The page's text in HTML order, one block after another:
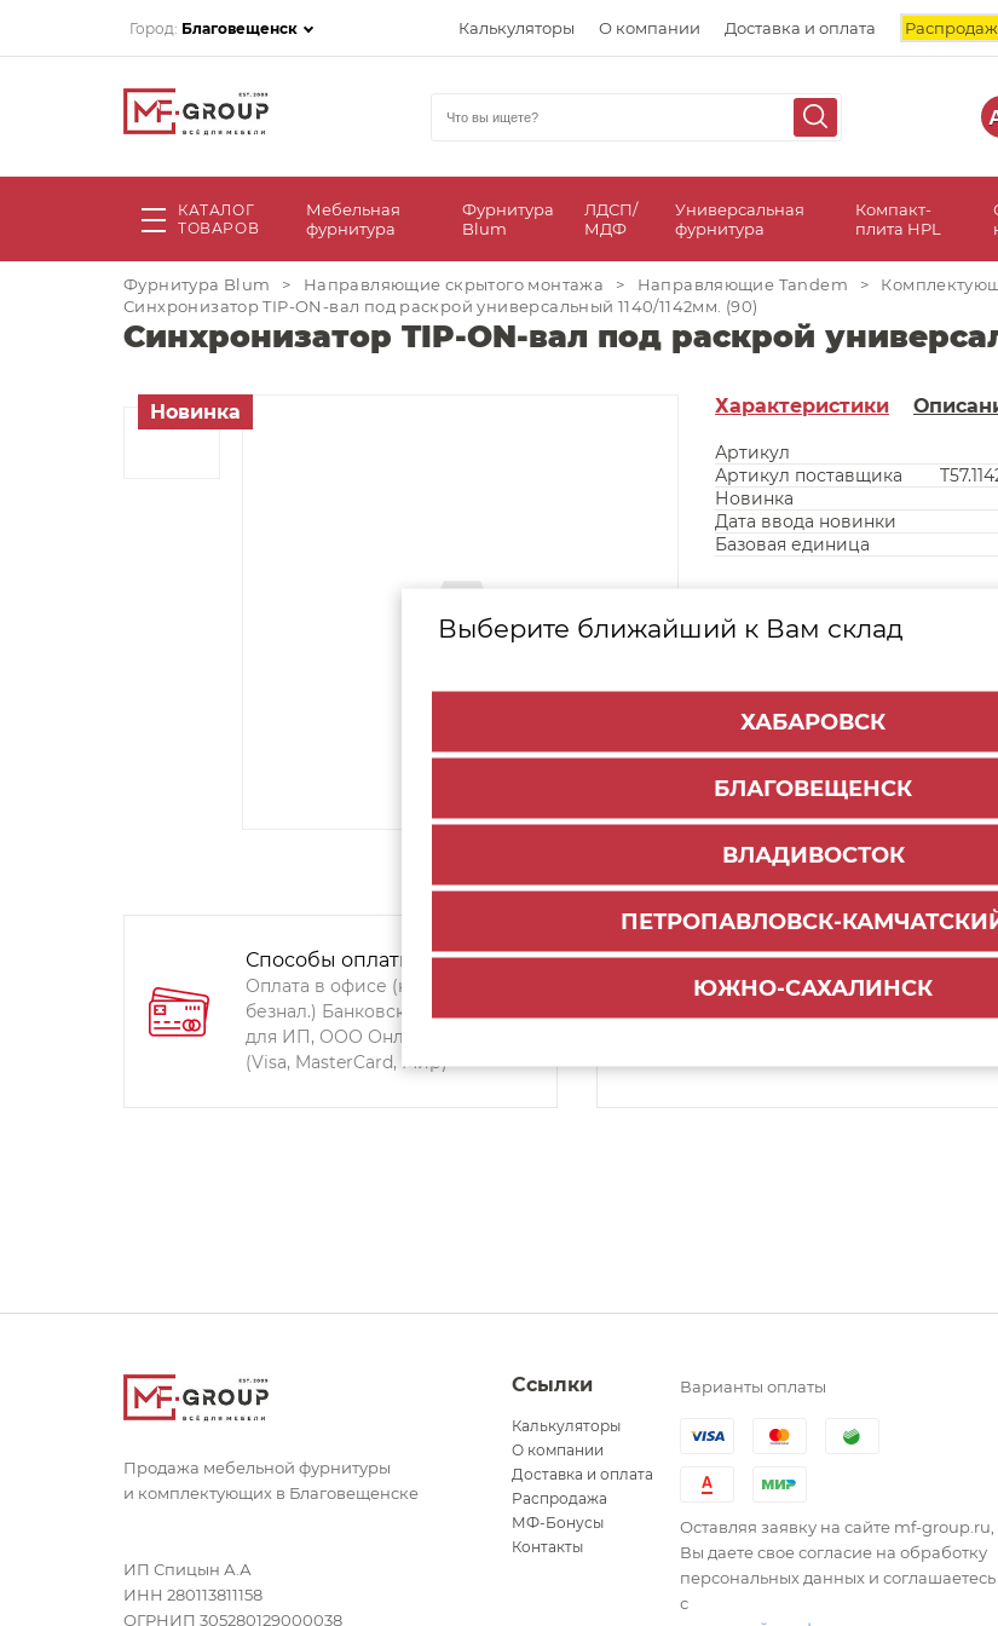
Город: Благовещенск Калькуляторы О компании Доставка и оплата
КАТАЛОГ
ТОВАРОВ
Мебельная
фурнитура
Фурнитура
Blum
ЛДСП/
МДФ
Универсальная
фурнитура
Компакт-
плита HPL
Выберите ближайший к Вам склад
ХАБАРОВСК
БЛАГОВЕЩЕНСК
ВЛАДИВОСТОК
ПЕТРОПАВЛОВСК-
ЮЖНО-САХАЛИНСК
Фурнитура Blum > Направляющие скрытого монтажа > Направляющие Tandem >
Синхронизатор TIP-ON-вал под раскрой универсальный 1140/1142мм. (90)
Синхронизатор TIP-ON-вал под раскрой
Новинка Характеристики
Артикул
Артикул поставщика
Новинка
Дата ввода новинки
Базовая единица
Способы оплаты:
Оплата в офисе (наличными,
безнал.) Банковский перевод
для ИП, ООО Онлайн-оплата
(Visa, MasterCard, Мир)
Способы доставки:
Продажа мебельной фурнитуры
и комплектующих в Благовещенске
ИП Спицын А.А
ИНН 280113811158
ОГРНИП 305280129000038
Ссылки
Калькуляторы
О компании
Доставка и оплата
Распродажа
МФ-Бонусы
Контакты
Варианты оплаты
Оставляя заявку на сайте mf-group.ru,
Вы даете свое согласие на обработку
персональных данных и соглашаетесь
с